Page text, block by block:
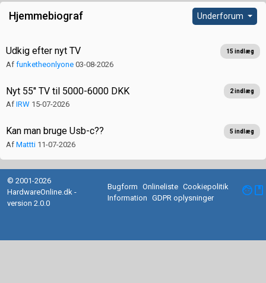
Hjemmebiograf Underforum
Udkig efter nyt TV 15 indlæg
Af funketheonlyone 03-08-2026
Nyt 55'' TV til 5000-6000 DKK 2 indlæg
Af IRW 15-07-2026
Kan man bruge Usb-c?? 5 indlæg
Af Mattti 11-07-2026
© 2001-2026
HardwareOnline.dk -
version 2.0.0
Bugform Onlineliste Cookiepolitik
Information
GDPR oplysninger facebook